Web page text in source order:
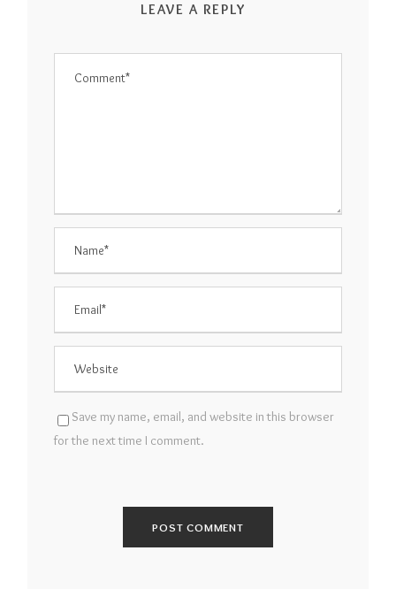
LEAVE A REPLY
Save my name, email, and website in this browser
for the next time I comment.